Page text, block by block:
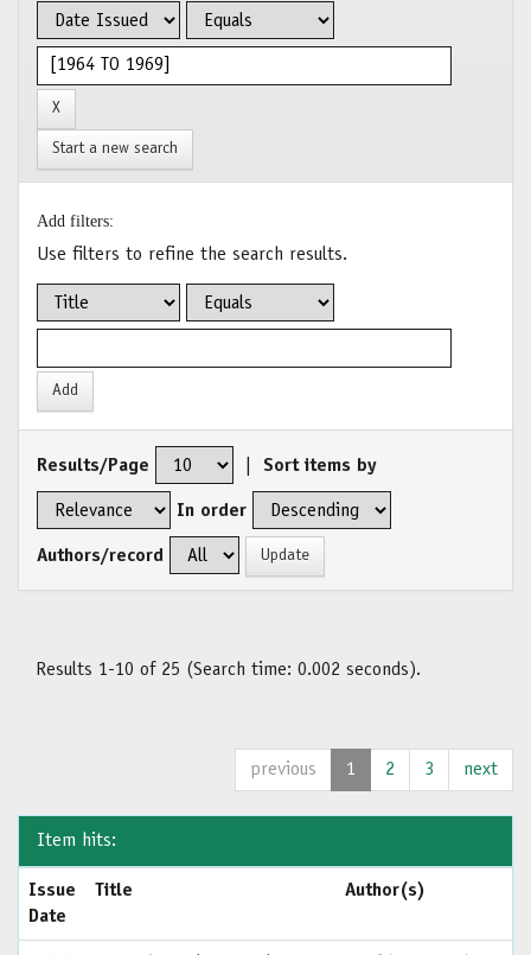
Start a new search
Add filters:
Use filters to refine the search results.
Results/Page Sort items by
In order
Authors/record
Results 1-10 of 25 (Search time: 0.002 seconds).
previous 1 2 3 next
Item hits:
Issue
Date
Title Author(s)